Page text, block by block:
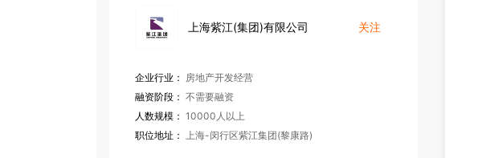
上海紫江(集团)有限公司 关注
企业行业： 房地产开发经营
融资阶段： 不需要融资
人数规模： 10000人以上
职位地址： 上海-闵行区紫江集团(黎康路)